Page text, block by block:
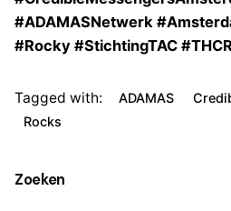
Zoeken
#ADAMASNetwerk
#Rocky #StichtingTAC
Tagged with: ADAMAS
Rocks